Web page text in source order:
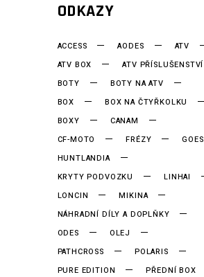
ODKAZY
ACCESS AODES
ATV
ATV BOX
ATV PŘÍSLUŠENSTVÍ
BOTY
BOTY NA ATV
BOX
BOX NA ČTYŘKOLKU
BOXY
CANAM
CF-MOTO
FRÉZY
GOES
HUNTLANDIA
KRYTY PODVOZKU
LINHAI
LONCIN
MIKINA
NÁHRADNÍ DÍLY A DOPLŇKY
ODES
OLEJ
PATHCROSS
POLARIS
PURE EDITION
PŘEDNÍ BOX